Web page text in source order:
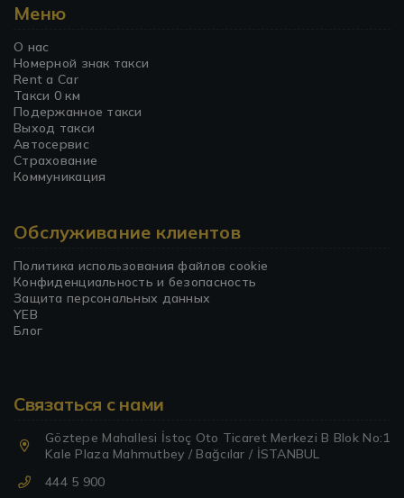
Меню
О нас
Номерной знак такси
Rent a Car
Такси 0 км
Подержанное такси
Выход такси
Автосервис
Страхование
Коммуникация
Обслуживание клиентов
Политика использования файлов cookie
Конфиденциальность и безопасность
Защита персональных данных
YEB
Блог
Связаться с нами
Göztepe Mahallesi İstoç Oto Ticaret Merkezi B Blok No:1
Kale Plaza Mahmutbey / Bağcılar / İSTANBUL
444 5 900